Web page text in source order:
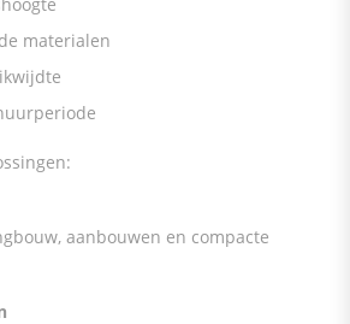
materialen
aanbouwen en compacte